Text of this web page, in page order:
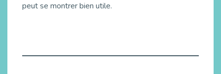
peut se montrer bien utile.